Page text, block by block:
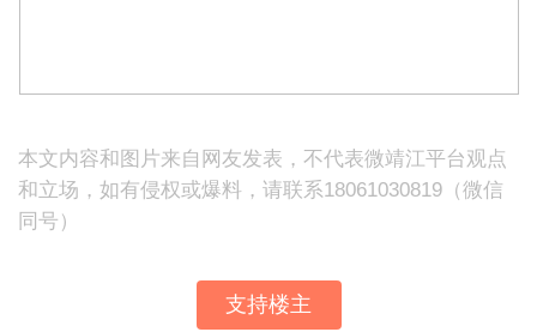
本文内容和图片来自网友发表，不代表微靖江平台观点
和立场，如有侵权或爆料，请联系18061030819（微信
同号）
支持楼主